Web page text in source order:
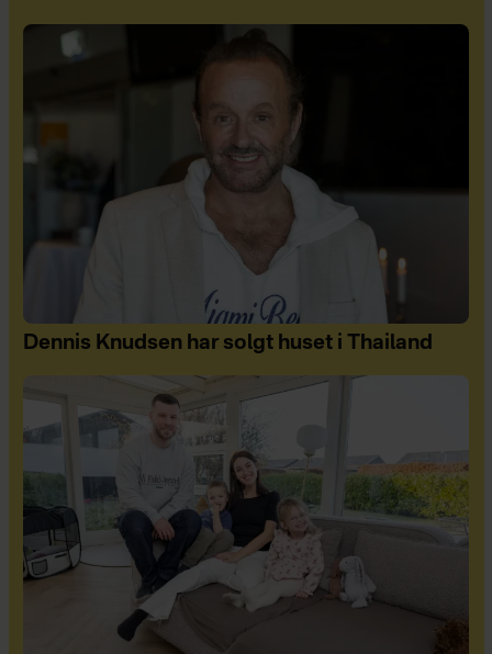
Dennis Knudsen har solgt huset i Thailand